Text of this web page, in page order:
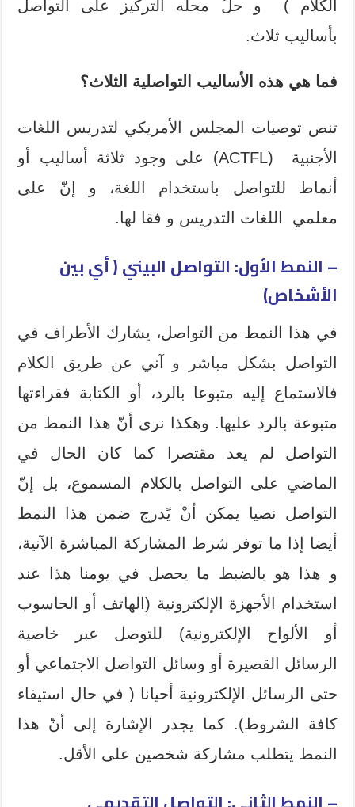
الكلام ) و حلّ محله التركيز على التواصل
بأساليب ثلاث.
فما هي هذه الأساليب التواصلية الثلاث؟
تنص توصيات المجلس الأمريكي لتدريس اللغات
الأجنبية (ACTFL) على وجود ثلاثة أساليب أو
أنماط للتواصل باستخدام اللغة، و إنّ على
معلمي اللغات التدريس و فقا لها.
– النمط الأول: التواصل البيني ( أي بين
الأشخاص)
في هذا النمط من التواصل، يشارك الأطراف في
التواصل بشكل مباشر و آني عن طريق الكلام
فالاستماع إليه متبوعا بالرد، أو الكتابة فقراءتها
متبوعة بالرد عليها. وهكذا نرى أنّ هذا النمط من
التواصل لم يعد مقتصرا كما كان الحال في
الماضي على التواصل بالكلام المسموع، بل إنّ
التواصل نصيا يمكن أنْ يًدرج ضمن هذا النمط
أيضا إذا ما توفر شرط المشاركة المباشرة الآنية،
و هذا هو بالضبط ما يحصل في يومنا هذا عند
استخدام الأجهزة الإلكترونية (الهاتف أو الحاسوب
أو الألواح الإلكترونية) للتوصل عبر خاصية
الرسائل القصيرة أو وسائل التواصل الاجتماعي أو
حتى الرسائل الإلكترونية أحيانا ( في حال استيفاء
كافة الشروط). كما يجدر الإشارة إلى أنّ هذا
النمط يتطلب مشاركة شخصين على الأقل.